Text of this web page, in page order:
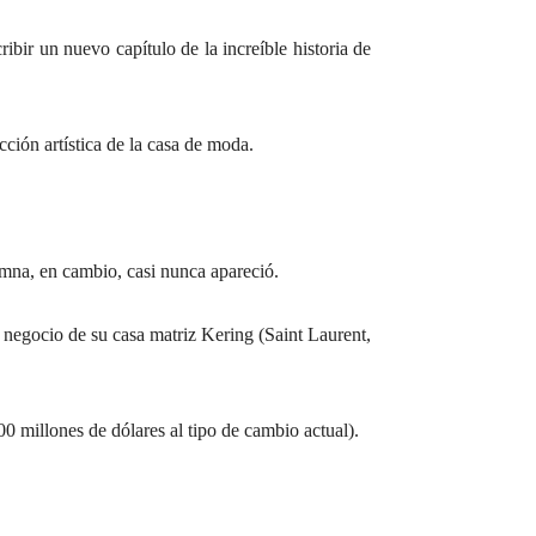
un nuevo capítulo de la increíble historia de
artística de la casa de moda.
en cambio, casi nunca apareció.
de su casa matriz Kering (Saint Laurent,
millones de dólares al tipo de cambio actual).